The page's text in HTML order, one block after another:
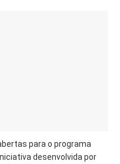
para o programa
desenvolvida por